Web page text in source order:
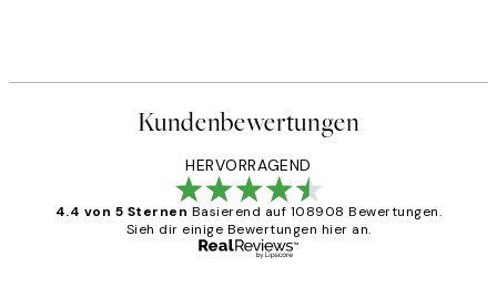
Kundenbewertungen
HERVORRAGEND
4.4 von 5 Sternen Basierend auf 108908 Bewertungen.
Sieh dir einige Bewertungen hier an.